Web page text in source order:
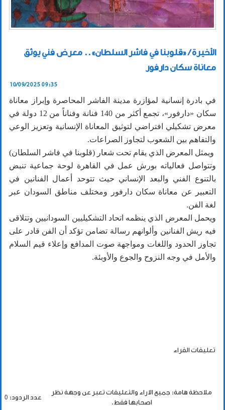
الأخيرة / «قلوبنا في فاشر السلطان».. معرض فني يوثق
معاناة سكان دارفور
10/09/2025 09:35
في بادرة إنسانية لمؤازرة مدينة الفاشر المحاصرة وإبراز معاناة
سكان «دارفور»، تجمع أكثر من 140 فنانة وفناناً من 12 دولة في
معرض تشكيلي افتراضي لتوثيق المعاناة الإنسانية وتعزيز الوعي
والتفاهم بين الشعوب لتجاوز الصراعات.
ويمثل المعرض الذي يقام تحت شعار (قلوبنا في فاشر السلطان)
وتتواصل فعالياته بورش عمل في القاهرة لوحة جماعية تنبض
بالتنوع الفني والبعد الإنساني حيث تتوحد أعمال الفنانين في
التعبير عن معاناة سكان دارفور ومختلف مناطق السودان عبر
لغة الفن.
ويحمل المعرض الذي ينظمه اتحاد التشكيليين السودانيين وتتلاقى
فيه ريش الفنانين وألوانهم رسالة تضامن تؤكد أن الفن قادر على
تجاوز الحدود واللغات ومواجهة صوت المدافع وإعلاء قيم السلام
والأمل في وجه النزوح والجوع والأوبئة.
تعليقات القراء
ملاحظة هامة: جميع الاراء والتعليقات تعبر عن وجهة نظر
اصحابها فقط.
عدد الردود: 0